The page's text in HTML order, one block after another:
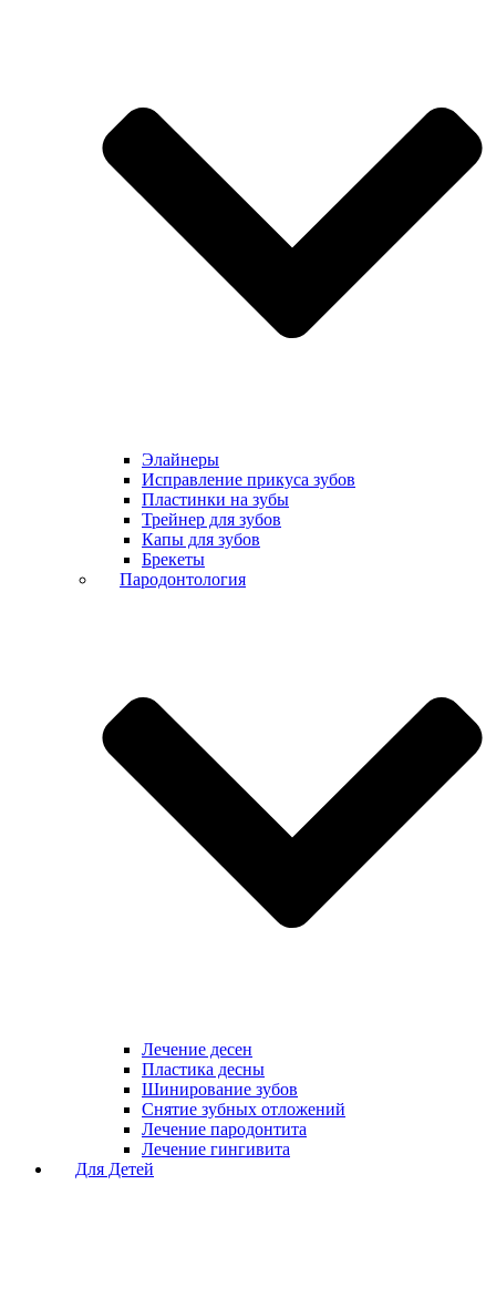
Элайнеры
Исправление прикуса зубов
Пластинки на зубы
Трейнер для зубов
Капы для зубов
Брекеты
Пародонтология
Лечение десен
Пластика десны
Шинирование зубов
Снятие зубных отложений
Лечение пародонтита
Лечение гингивита
Для Детей